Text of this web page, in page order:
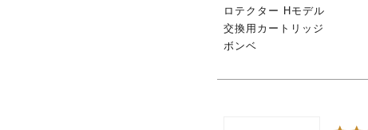
ロテクター Hモデル
交換用カートリッジ
ボンベ